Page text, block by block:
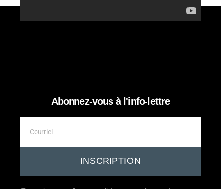
Abonnez-vous à l'info-lettre
INSCRIPTION